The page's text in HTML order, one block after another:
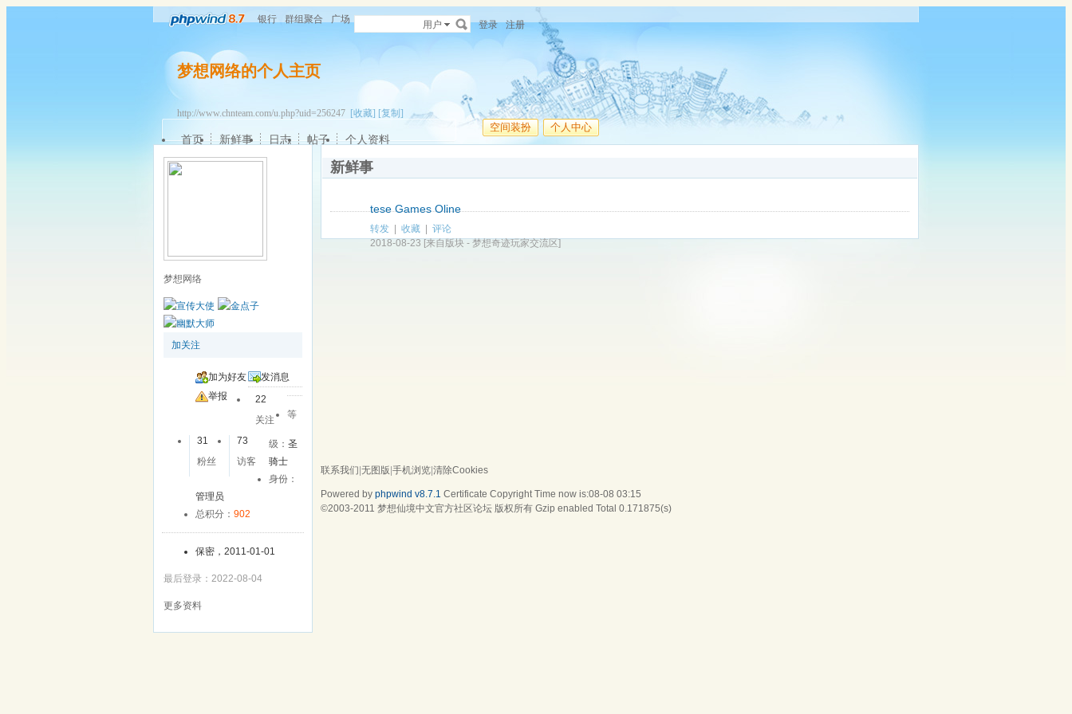
银行 群组聚合 广场 用户 登录 注册
梦想网络的个人主页
http://www.chnteam.com/u.php?uid=256247 [收藏] [复制]
空间装扮 个人中心
首页 新鲜事 日志 帖子 个人资料
梦想网络
加关注
加为好友
发消息
举报
22
关注
31
粉丝
73
访客
等
级：圣
骑士
身份：
管理员
总积分： 902
保密，2011-01-01
最后登录：2022-08-04
更多资料
新鲜事
tese Games Oline
转发 | 收藏 | 评论
2018-08-23[来自版块 -梦想奇迹玩家交流区]
联系我们 无图版 手机浏览 清除Cookies
Powered by phpwind v8.7.1 Certificate Copyright Time now is:08-08 03:15
©2003-2011 梦想仙境中文官方社区论坛 版权所有 Gzip enabled Total 0.171875(s)